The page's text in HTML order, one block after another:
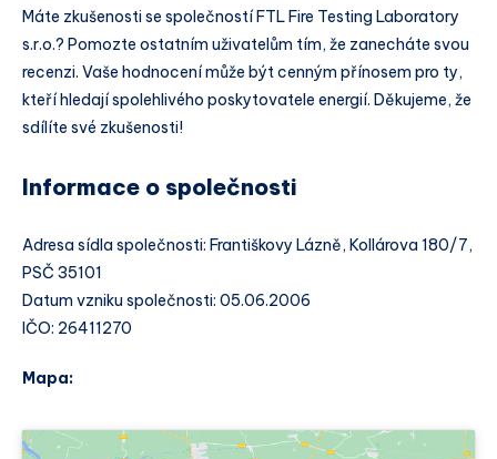
Máte zkušenosti se společností FTL Fire Testing Laboratory
s.r.o.? Pomozte ostatním uživatelům tím, že zanecháte svou
recenzi. Vaše hodnocení může být cenným přínosem pro ty,
kteří hledají spolehlivého poskytovatele energií. Děkujeme, že
sdílíte své zkušenosti!
Informace o společnosti
Adresa sídla společnosti: Františkovy Lázně, Kollárova 180/7,
PSČ 35101
Datum vzniku společnosti: 05.06.2006
IČO: 26411270
Mapa: